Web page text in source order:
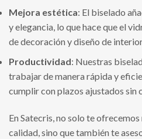
Mejora estética: El biselado
y elegancia, lo que hace que el
de decoración y diseño de
Productividad: Nuestras
trabajar de manera rápida y
cumplir con plazos ajustados sin
En Satecris, no solo te
calidad, sino que también te